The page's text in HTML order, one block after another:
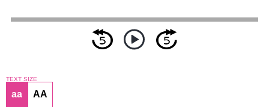
TEXT SIZE
aa AA